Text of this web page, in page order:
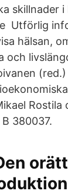
skillnader
Utförlig
hälsan,
och
Rostila
380037.